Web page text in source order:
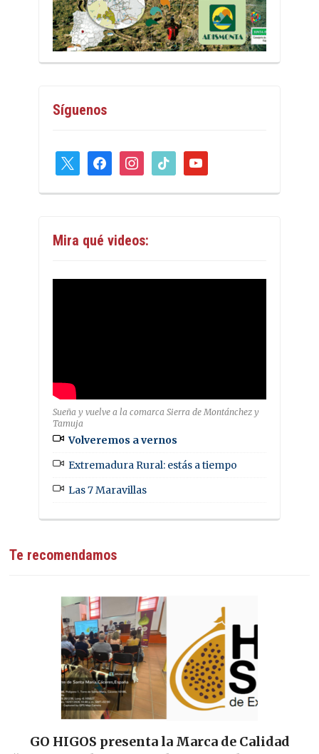
Síguenos
facebookinstagram
tiktok youtube
Mira qué videos:
Sueña y vuelve a la comarca Sierra de Montánchez y
Tamuja
Volveremos a vernos
Extremadura Rural: estás a tiempo
Las 7 Maravillas
Te recomendamos
Las Tierras de Cáceres y Trujillo sellan su